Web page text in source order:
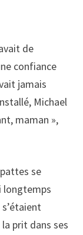
de
confiance
jamais
Michael
maman »,
se
longtemps
prit dans ses